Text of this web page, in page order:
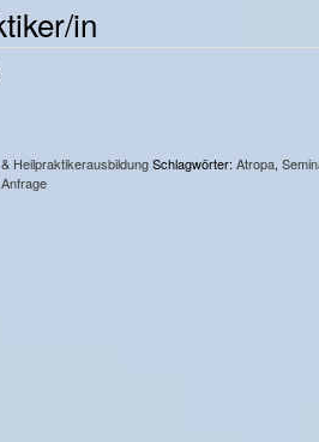
in
Heilpraktikerausbildung Schlagwörter:Atropa,